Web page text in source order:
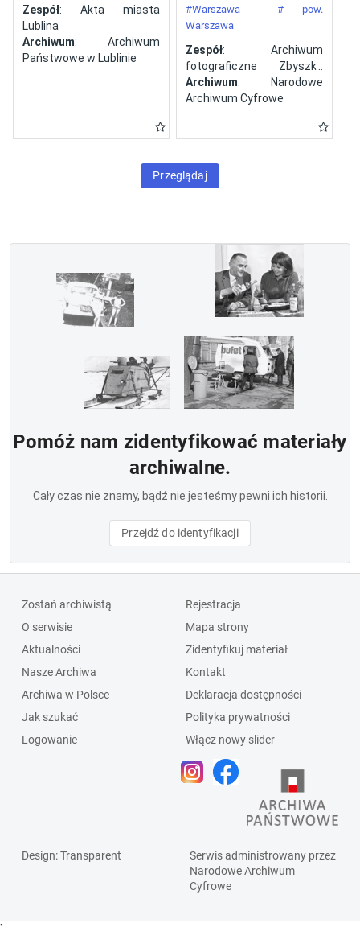
Jana ze Szczekocin,
starostę
Zespół: Akta miasta
Lublina
Archiwum: Archiwum
Państwowe w Lublinie
#Warszawa
# pow.
Warszawa
Zespół: Archiwum
fotograficzne Zbyszka
Siemaszki
Archiwum: Narodowe
Archiwum Cyfrowe
Przeglądaj
Pomóż nam zidentyfikować materiały
archiwalne.
Cały czas nie znamy, bądź nie jesteśmy pewni ich historii.
Przejdź do identyfikacji
Zostań archiwistą
O serwisie
Aktualności
Nasze Archiwa
Archiwa w Polsce
Jak szukać
Logowanie
Rejestracja
Mapa strony
Zidentyfikuj materiał
Kontakt
Deklaracja dostępności
Polityka prywatności
Włącz nowy slider
Design: Transparent
Serwis administrowany przez
Narodowe Archiwum
Cyfrowe
`